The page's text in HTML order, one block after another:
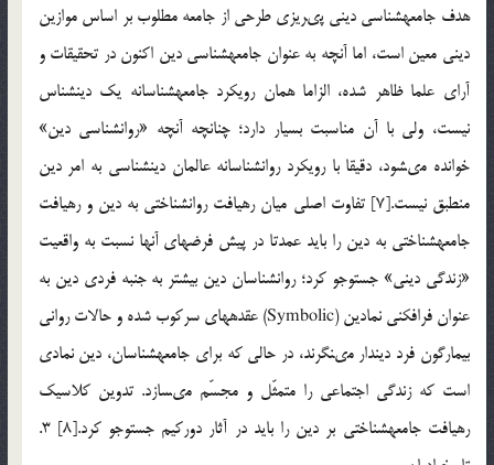
هدف جامعه‏شناسى دينى پى‏ريزى طرحى از جامعه مطلوب بر اساس موازين
دينى معين است، اما آنچه به عنوان جامعه‏شناسى دين اكنون در تحقيقات و
آراى علما ظاهر شده، الزاما همان رويكرد جامعه‏شناسانه يك دين‏شناس
نيست، ولى با آن مناسبت بسيار دارد؛ چنانچه آنچه «روان‏شناسى دين»
خوانده مى‏شود، دقيقا با رويكرد روان‏شناسانه عالمان دين‏شناسى به امر دين
منطبق نيست.[7] تفاوت اصلى ميان رهيافت روان‏شناختى به دين و رهيافت
جامعه‏شناختى به دين را بايد عمدتا در پيش فرض‏هاى آن‏ها نسبت به واقعيت
«زندگى دينى» جست‏وجو كرد؛ روان‏شناسان دين بيش‏تر به جنبه فردى دين به
عنوان فرافكنى نمادين (Symbolic) عقده‏هاى سركوب شده و حالات روانى
بيمارگون فرد دين‏دار مى‏نگرند، در حالى كه براى جامعه‏شناسان، دين نمادى
است كه زندگى اجتماعى را متمثّل و مجسّم مى‏سازد. تدوين كلاسيك
رهيافت جامعه‏شناختى بر دين را بايد در آثار دوركيم جست‏وجو كرد.[8] 3.